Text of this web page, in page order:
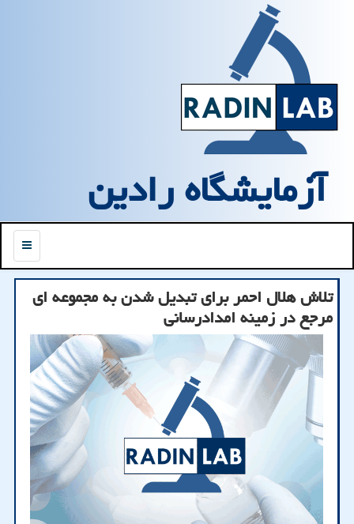
آزمایشگاه رادین
منو
تلاش هلال احمر برای تبدیل شدن به مجموعه ای
مرجع در زمینه امدادرسانی